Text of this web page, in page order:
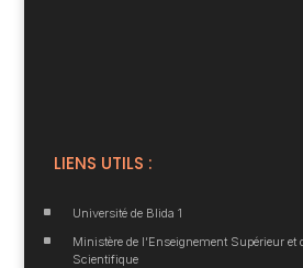
LIENS UTILS :
^ Université de Blida 1
^
Ministère de l’Enseignement Supérieur et
Scientifique